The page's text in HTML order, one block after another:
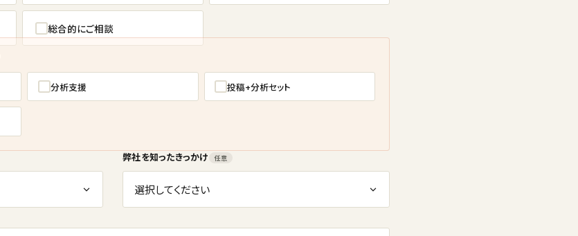
総合的にご相談
分析支援 投稿+分析セット
弊社を知ったきっかけ 任意